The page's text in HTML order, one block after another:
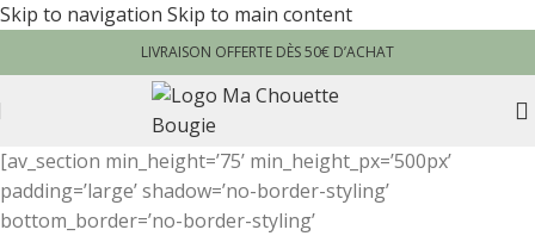
Skip to navigation Skip to main content
LIVRAISON OFFERTE DÈS 50€ D’ACHAT
[av_section min_height=’75’ min_height_px=’500px’
padding=’large’ shadow=’no-border-styling’
bottom_border=’no-border-styling’